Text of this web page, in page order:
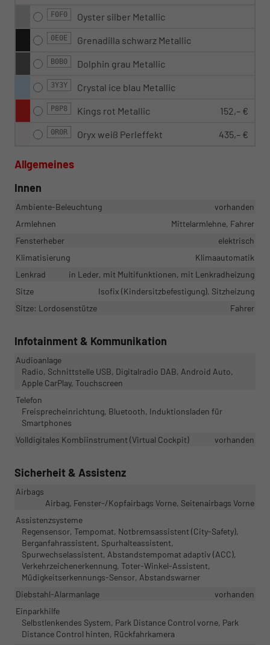
F0F0 Oyster silber Metallic
0E0E Grenadilla schwarz Metallic
B0B0 Dolphin grau Metallic
3Y3Y Crystal ice blau Metallic
P8P8 Kings rot Metallic 152,– €
0R0R Oryx weiß Perleffekt 435,– €
Allgemeines
Innen
Ambiente-Beleuchtung
vorhanden
Armlehnen
Mittelarmlehne, Fahrer
Fensterheber
elektrisch
Klimatisierung
Klimaautomatik
Lenkrad
in Leder, mit Multifunktionen, mit Lenkradheizung
Sitze
Isofix (Kindersitzbefestigung), Sitzheizung
Sitze: Lordosenstütze
Fahrer
Infotainment & Kommunikation
Audioanlage
Radio, Schnittstelle USB, Digitalradio DAB, Android Auto,
Apple CarPlay, Touchscreen
Telefon
Freisprecheinrichtung, Bluetooth, Induktionsladen für
Smartphones
Volldigitales Kombiinstrument (Virtual Cockpit)
vorhanden
Sicherheit & Assistenz
Airbags
Airbag, Fenster-/Kopfairbags Vorne, Seitenairbags Vorne
Assistenzsysteme
Regensensor, Tempomat, Notbremsassistent (City-Safety),
Berganfahrassistent, Spurhalteassistent,
Spurwechselassistent, Abstandstempomat adaptiv (ACC),
Verkehrzeichenerkennung, Toter-Winkel-Assistent,
Müdigkeitserkennungs-Sensor, Abstandswarner
Diebstahl-Alarmanlage
vorhanden
Einparkhilfe
Selbstlenkendes System, Park Distance Control vorne, Park
Distance Control hinten, Rückfahrkamera